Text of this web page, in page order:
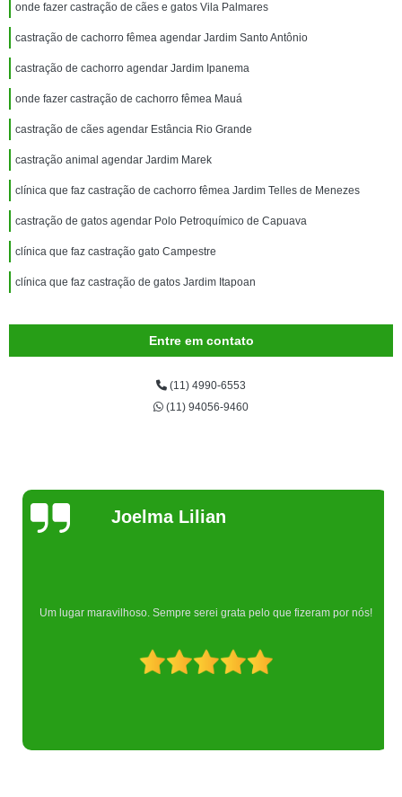
onde fazer castração de cães e gatos Vila Palmares
castração de cachorro fêmea agendar Jardim Santo Antônio
castração de cachorro agendar Jardim Ipanema
onde fazer castração de cachorro fêmea Mauá
castração de cães agendar Estância Rio Grande
castração animal agendar Jardim Marek
clínica que faz castração de cachorro fêmea Jardim Telles de Menezes
castração de gatos agendar Polo Petroquímico de Capuava
clínica que faz castração gato Campestre
clínica que faz castração de gatos Jardim Itapoan
Entre em contato
(11) 4990-6553
(11) 94056-9460
Joelma Lilian
Um lugar maravilhoso. Sempre serei grata pelo que fizeram por nós!